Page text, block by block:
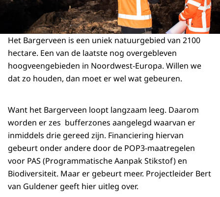
Het Bargerveen is een uniek natuurgebied van 2100
hectare. Een van de laatste nog overgebleven
hoogveengebieden in Noordwest-Europa. Willen we
dat zo houden, dan moet er wel wat gebeuren.
Want het Bargerveen loopt langzaam leeg. Daarom
worden er zes bufferzones aangelegd waarvan er
inmiddels drie gereed zijn. Financiering hiervan
gebeurt onder andere door de POP3-maatregelen
voor PAS (Programmatische Aanpak Stikstof) en
Biodiversiteit. Maar er gebeurt meer. Projectleider Bert
van Guldener geeft hier uitleg over.